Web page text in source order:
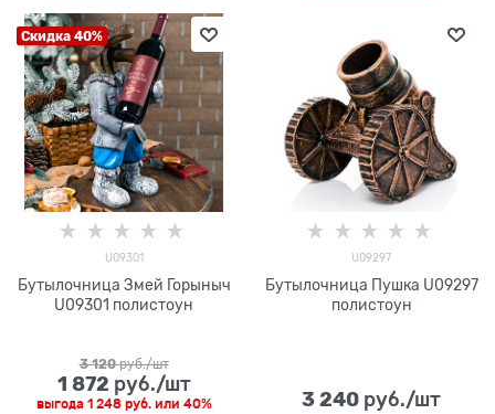
Скидка 40%
U09301
Бутылочница Змей Горыныч
U09301 полистоун
3 120 руб./шт
1 872 руб./шт
выгода 1 248 руб.или 40%
U09297
Бутылочница Пушка U09297
полистоун
3 240 руб./шт